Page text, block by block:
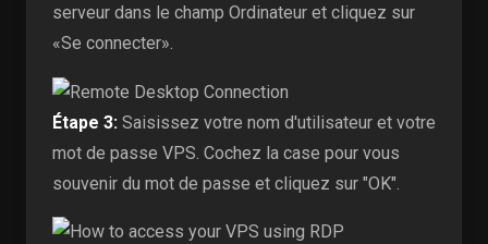
serveur dans le champ Ordinateur et cliquez sur
«Se connecter».
Étape 3: Saisissez votre nom d'utilisateur et votre
mot de passe VPS. Cochez la case pour vous
souvenir du mot de passe et cliquez sur "OK".